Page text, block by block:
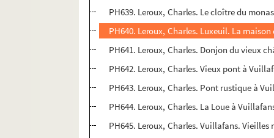
PH639. Leroux, Charles. Le cloître du
PH640. Leroux, Charles. Luxeuil. La
PH641. Leroux, Charles. Donjon du vieux
PH642. Leroux, Charles. Vieux pont à
PH643. Leroux, Charles. Pont rustique à
PH644. Leroux, Charles. La Loue à
PH645. Leroux, Charles. Vuillafans.